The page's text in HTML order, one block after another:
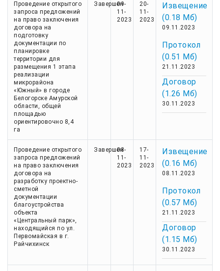
Проведение открытого
запроса предложений
на право заключения
договора на
подготовку
документации по
планировке
территории для
размещения 1 этапа
реализации
микрорайона
«Южный» в городе
Белогорске Амурской
области, общей
площадью
ориентировочно 8,4
га
Завершен
09-
11-
2023
20-
11-
2023
Извещение
(0.18 Мб)
09.11.2023
Протокол
(0.51 Мб)
21.11.2023
Договор
(1.26 Мб)
30.11.2023
Проведение открытого
запроса предложений
на право заключения
договора на
разработку проектно-
сметной
документации
благоустройства
объекта
«Центральный парк»,
находящийся по ул.
Первомайская в г.
Райчихинск
Завершен
08-
11-
2023
17-
11-
2023
Извещение
(0.16 Мб)
08.11.2023
Протокол
(0.57 Мб)
21.11.2023
Договор
(1.15 Мб)
30.11.2023